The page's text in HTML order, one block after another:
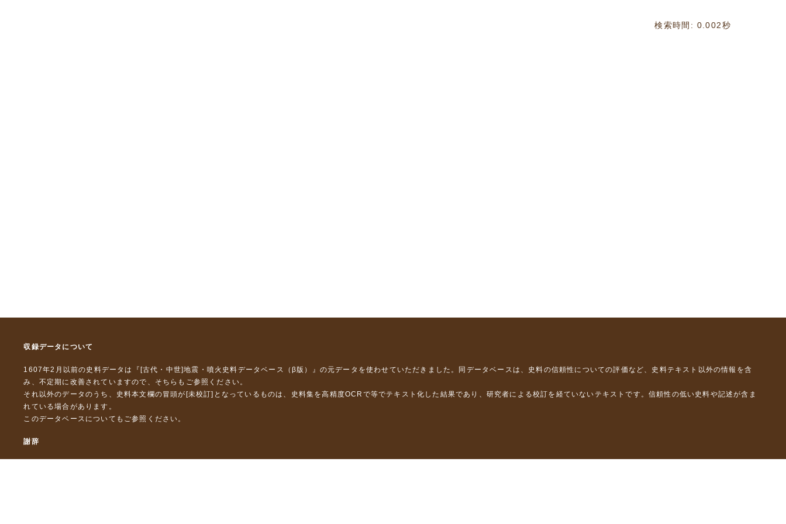
検索時間: 0.002秒
収録データについて
1607年2月以前の史料データは『 [古代・中世]地震・噴火史料データベース（β版）』 の元データを使わせていただきました。同データベースは、史料の信頼性についての評価など、史料テキスト以外の情報を含
み、不定期に改善されていますので、 そちら もご参照ください。
それ以外のデータのうち、史料本文欄の冒頭が[未校訂]となっているものは、史料集を高精度OCRで等でテキスト化した結果であり、研究者による校訂を経ていないテキストです。信頼性の低い史料や記述が含ま
れている場合があります。
このデータベースについて もご参照ください。
謝辞